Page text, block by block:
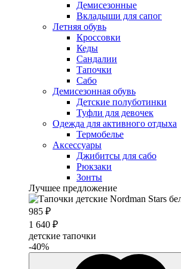
Демисезонные
Вкладыши для сапог
Летняя обувь
Кроссовки
Кеды
Сандалии
Тапочки
Сабо
Демисезонная обувь
Детские полуботинки
Туфли для девочек
Одежда для активного отдыха
Термобелье
Аксессуары
Джибитсы для сабо
Рюкзаки
Зонты
Лучшее предложение
985 ₽
1 640 ₽
детские тапочки
-40%